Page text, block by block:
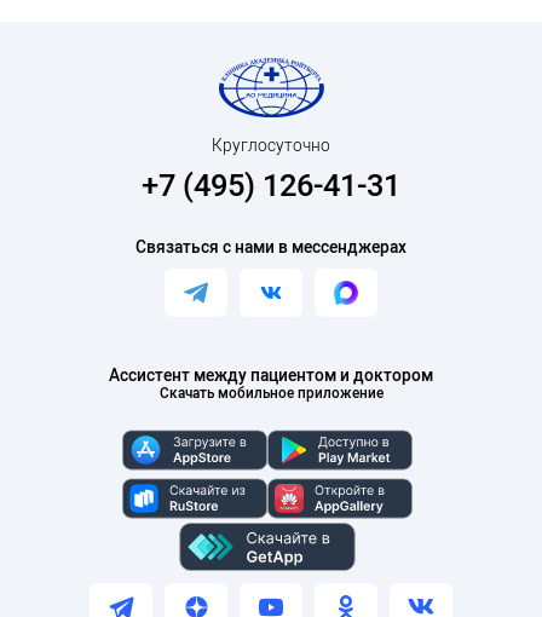
Ассистент между пациентом и доктором
Скачать мобильное приложение
Круглосуточно
+7 (495) 126-41-31
Связаться с нами в мессенджерах